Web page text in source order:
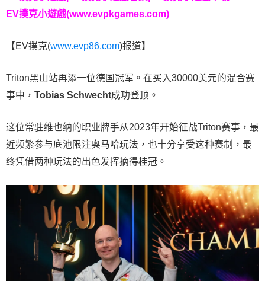
EV撲克小遊戲(www.evpkgames.com)
【EV撲克(www.evp86.com)报道】
Triton黑山站再添一位德国冠军。在买入30000美元的混合赛
事中， Tobias Schwecht成功登顶。
这位常驻维也纳的职业牌手从2023年开始征战Triton赛事，最
近频繁参与底池限注奥马哈玩法，也十分享受这种赛制，最
终凭借两种玩法的出色发挥摘得桂冠。